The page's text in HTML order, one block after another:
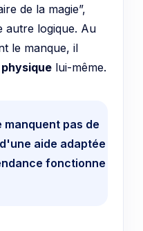
de la magie”,
autre logique. Au
le manque, il
lui-même.
pas de
aide adaptée
fonctionne